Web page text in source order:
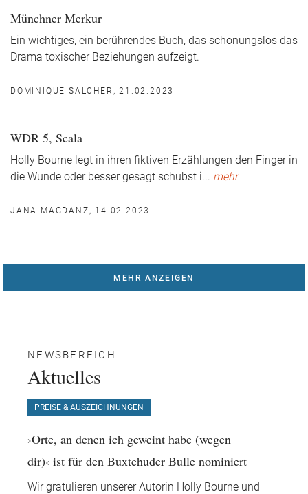
Münchner Merkur
Ein wichtiges, ein berührendes Buch, das schonungslos das
Drama toxischer Beziehungen aufzeigt.
DOMINIQUE SALCHER, 21.02.2023
WDR 5, Scala
Holly Bourne legt in ihren fiktiven Erzählungen den Finger in
die Wunde oder besser gesagt schubst i... mehr
JANA MAGDANZ, 14.02.2023
MEHR ANZEIGEN
NEWSBEREICH
Aktuelles
PREISE & AUSZEICHNUNGEN
›Orte, an denen ich geweint habe (wegen
dir)‹ ist für den Buxtehuder Bulle nominiert
Wir gratulieren unserer Autorin Holly Bourne und